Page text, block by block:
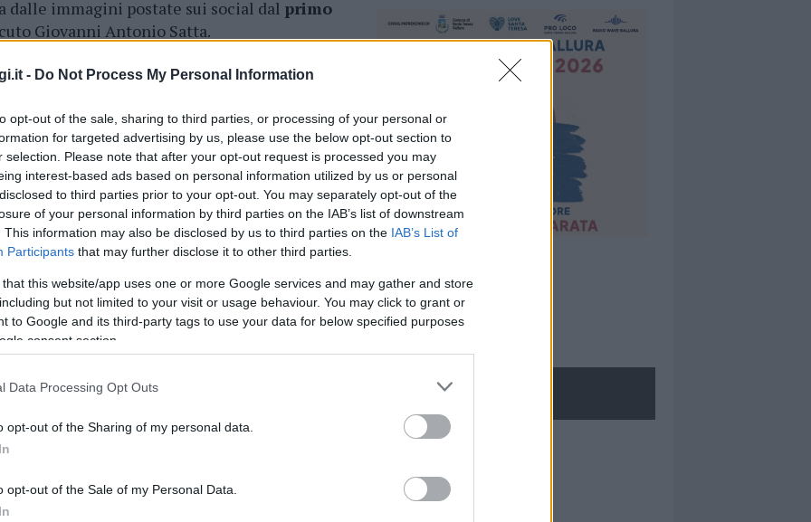
- Do Not Process My Personal Information
opt-out of the sale, sharing to third parties, or processing of your personal or
for targeted advertising by us, please use the below opt-out section to
selection. Please note that after your opt-out request is processed you may
interest-based ads based on personal information utilized by us or personal
to third parties prior to your opt-out. You may separately opt-out of the
of your personal information by third parties on the IAB’s list of downstream
This information may also be disclosed by us to third parties on the IAB’s List of
Participants that may further disclose it to other third parties.
that this website/app uses one or more Google services and may gather and store
but not limited to your visit or usage behaviour. You may click to grant or
to Google and its third-party tags to use your data for below specified purposes
consent section.
Data Processing Opt Outs
opt-out of the Sharing of my personal data.
opt-out of the Sale of my Personal Data.
dalle immagini postate sui social dal primo
Giovanni Antonio Satta.
Sattasu Sabato 7 marzo 2020
cliccandoqui
nella sezioneLogindal menù del sito o
NECROLOGIE